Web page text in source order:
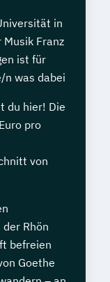
in
Musik Franz
ist für
was dabei
du hier! Die
pro
von
Rhön
befreien
Goethe